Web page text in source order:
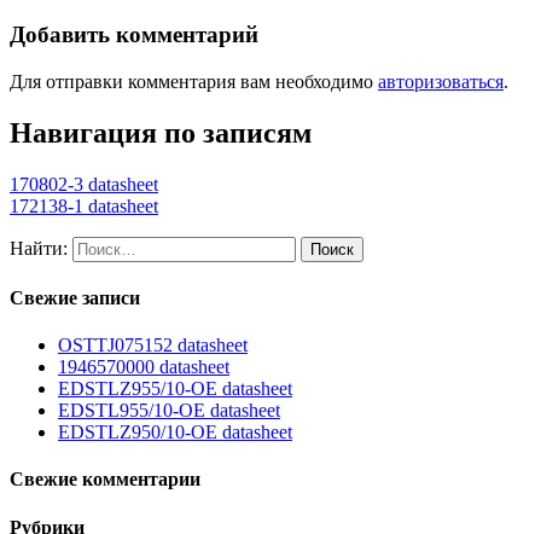
Добавить комментарий
Для отправки комментария вам необходимо авторизоваться.
Навигация по записям
170802-3 datasheet
172138-1 datasheet
Найти:
Свежие записи
OSTTJ075152 datasheet
1946570000 datasheet
EDSTLZ955/10-OE datasheet
EDSTL955/10-OE datasheet
EDSTLZ950/10-OE datasheet
Свежие комментарии
Рубрики